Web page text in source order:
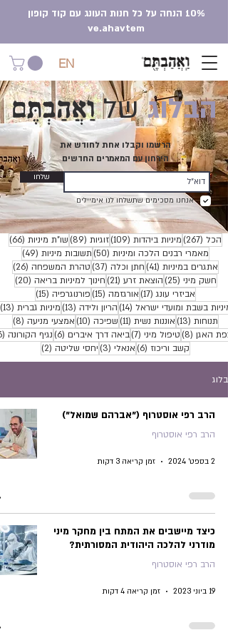
10% הנחה על כל חנות העונג עם קוד קופון
ve.ahavtem
EN
הבלוגשלוַאֲהַבְתֶּם
הרשמו וקבלו אחת לחודש את
הירחון עם המאמרים החדשים
שלחו
אנחנו מסכימים שתשלחו לנו אימיילים
הכל (267) 267 פוסטים
מיניות ביהדות (109) 109 פוסטים
זוגיות (89) 89 פוסטים
שו"ת מיניות (66)
66 פוסטים
מאמרי רבנים הלכה ומיניות (50) 50 פוסטים
תשובות מיניות (49)
49 פוסטים
אתגרים במיניות (41) 41 פוסטיםחתן וכלה (37) 37 פוסטים
טהרת המשפחה (26)
26 פוסטים
חשק מיני (25) 25 פוסטים
הוצאת זרע (21) 21 פוסטיםחינוך למיניות בריאה (20)
20 פוסטים
אביזרי עונג (17) 17 פוסטיםאורגזמה (15) 15 פוסטיםפורנוגרפיה (15)
15 פוסטים
מיניות בשבת ומועדי ישראל (14) 14 פוסטיםהריון ולידה (13) 13 פוסטים
מיניות גברית (13)
תנוחות (13) 13 פוסטיםאוננות נשית (11) 11 פוסטיםשפיכה (10) 10 פוסטיםאמצעי מניעה (8)
8 פוסטים
האגן (8) 8 פוסטיםטיפול מיני (7) 7 פוסטיםביאה דרך איברים (6) 6 פוסטיםנגיף הקורונה (6)
קשב וריכוז (6) 6 פוסטיםאנאלי (3) 3 פוסטיםיחסי שליטה (2) 2 פוסטים
בלוג
הרב רפי אוסטרוף ("אברהם שמואל")
הרב רפי אוסטרוף
2 בספט׳ 2024 זמן קריאה 3 דקות
כיצד מיישבים את המתח בין מחקר מיני
מודרני להלכה היהודית המסורתית?
הרב רפי אוסטרוף
19 ביוני 2023 זמן קריאה 4 דקות